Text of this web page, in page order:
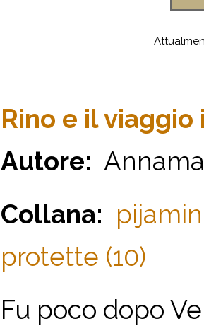
Rino e il
Autore:
Collana:
protette (10)
Fu poco dopo